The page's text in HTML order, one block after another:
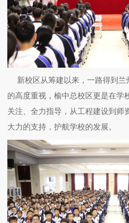
新校区从筹建以来，一路得到兰
的高度重视，榆中总校区更是在学
关注、全力指导，从工程建设到师
大力的支持，护航学校的发展。